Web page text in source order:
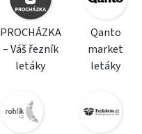
PROCHÁZKA
– Váš řezník
letáky
Qanto
market
letáky